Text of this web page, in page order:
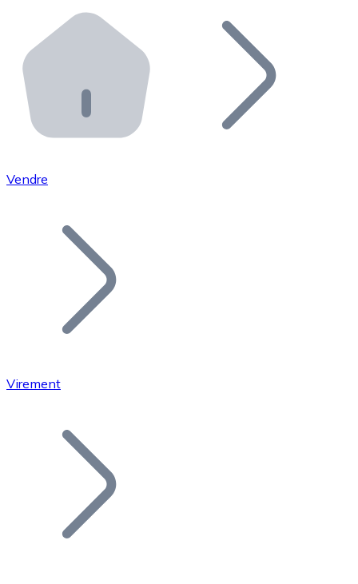
Distributeurs automatiques Bitnovo
Intégrez un ATM Bitnovo dans votre entreprise et
API Bitnovo
Intégrez notre API dans votre écosystème.
Rejoignez notre réseau de distributeurs et
Ajoutez le token de votre projet à notre service
Bitcoin
Vendre
Virement